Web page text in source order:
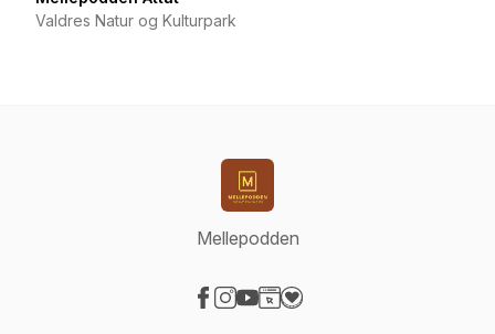
Valdres Natur og Kulturpark
Mellepodden